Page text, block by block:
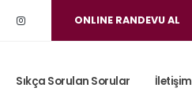
ONLINE RANDEVU AL
Sıkça Sorulan Sorular İletişim